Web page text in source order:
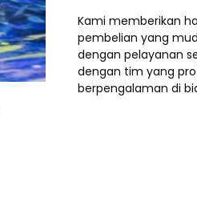
Kami memberikan
pembelian yang
dengan pelayanan
dengan tim yang
berpengalaman di